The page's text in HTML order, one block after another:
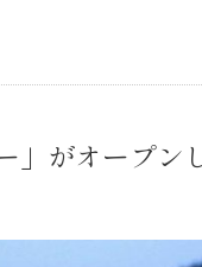
」がオープン